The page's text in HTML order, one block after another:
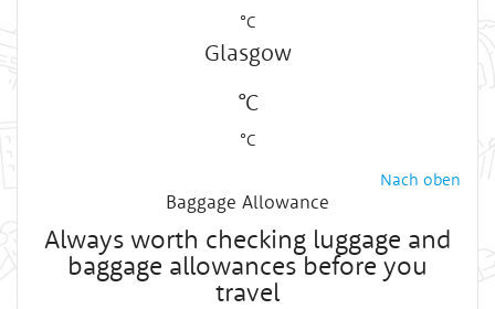
°C
Glasgow
°C
°C
Nach oben
Baggage Allowance
Always worth checking luggage and
baggage allowances before you
travel